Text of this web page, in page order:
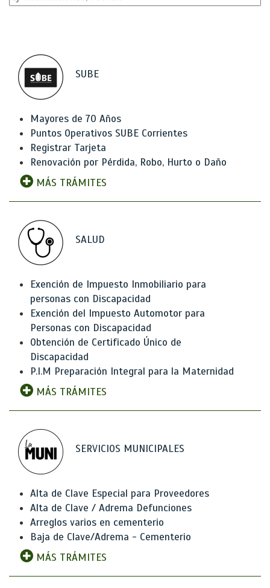
SUBE
Mayores de 70 Años
Puntos Operativos SUBE Corrientes
Registrar Tarjeta
Renovación por Pérdida, Robo, Hurto o Daño
MÁS TRÁMITES
SALUD
Exención de Impuesto Inmobiliario para
personas con Discapacidad
Exención del Impuesto Automotor para
Personas con Discapacidad
Obtención de Certificado Único de
Discapacidad
P.I.M Preparación Integral para la Maternidad
MÁS TRÁMITES
SERVICIOS MUNICIPALES
Alta de Clave Especial para Proveedores
Alta de Clave / Adrema Defunciones
Arreglos varios en cementerio
Baja de Clave/Adrema - Cementerio
MÁS TRÁMITES